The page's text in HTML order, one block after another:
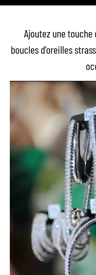
Ajoutez une touche
boucles d’oreilles